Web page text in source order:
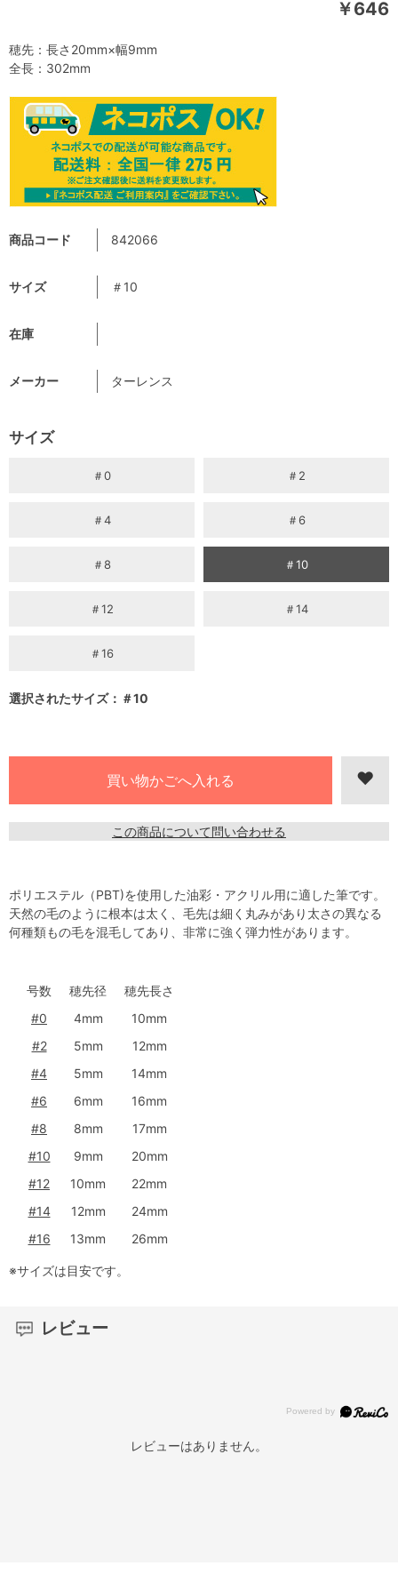
￥646
商品コード 842066
サイズ ＃10
在庫
メーカー ターレンス
サイズ
＃0 ＃2
＃4 ＃6
＃8 ＃10
＃12 ＃14
＃16
選択されたサイズ：＃10
この商品について問い合わせる
穂先：長さ20mm×幅9mm
全長：302mm
ポリエステル（PBT)を使用した油彩・アクリル用に適した筆です。
天然の毛のように根本は太く、毛先は細く丸みがあり太さの異なる
何種類もの毛を混毛してあり、非常に強く弾力性があります。
号数 穂先径
穂先長さ
#0
4mm
10mm
#2
5mm
12mm
#4
5mm
14mm
#6
6mm
16mm
#8
8mm
17mm
#10
9mm
20mm
#12
10mm
22mm
#14
12mm
24mm
#16
13mm 26mm
※サイズは目安です。
レビュー
レビューはありません。